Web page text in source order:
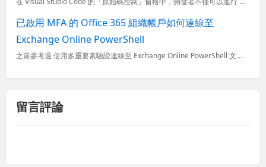
已啟用 MFA 的 Office 365 組織帳戶如何連線至
Exchange Online PowerShell
之前參考過 使用多重要素驗證連線至 Exchange Online PowerShell 文件，但是步驟非常雷，除了一定要用【IE】進入 Exchange 系統管理中心 (EAC) 外，這份文件使用傳
留言評論